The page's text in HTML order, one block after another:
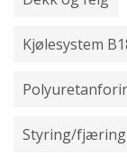
Kjølesystem
Styring/fjæring